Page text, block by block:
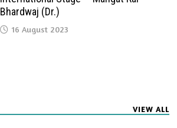
Bhardwaj (Dr.)
16 August 2023
VIEW ALL